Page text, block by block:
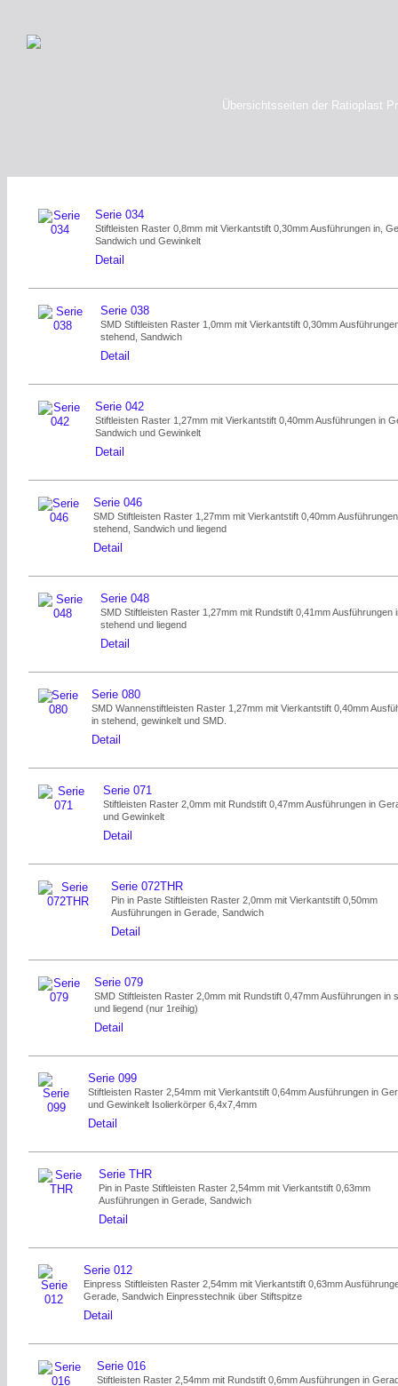
Übersichtsseiten der Ratioplast
Serie 034
Stiftleisten Raster 0,8mm mit Vierkantstift 0,30mm Ausführungen in,
Sandwich und Gewinkelt
Detail
Serie 038
SMD Stiftleisten Raster 1,0mm mit Vierkantstift 0,30mm
stehend, Sandwich
Detail
Serie 042
Stiftleisten Raster 1,27mm mit Vierkantstift 0,40mm Ausführungen in
Sandwich und Gewinkelt
Detail
Serie 046
SMD Stiftleisten Raster 1,27mm mit Vierkantstift 0,40mm
stehend, Sandwich und liegend
Detail
Serie 048
SMD Stiftleisten Raster 1,27mm mit Rundstift 0,41mm Ausführungen
stehend und liegend
Detail
Serie 080
SMD Wannenstiftleisten Raster 1,27mm mit Vierkantstift 0,40mm
in stehend, gewinkelt und SMD.
Detail
Serie 071
Stiftleisten Raster 2,0mm mit Rundstift 0,47mm Ausführungen in
und Gewinkelt
Detail
Serie 072THR
Pin in Paste Stiftleisten Raster 2,0mm mit Vierkantstift 0,50mm
Ausführungen in Gerade, Sandwich
Detail
Serie 079
SMD Stiftleisten Raster 2,0mm mit Rundstift 0,47mm Ausführungen in
und liegend (nur 1reihig)
Detail
Serie 099
Stiftleisten Raster 2,54mm mit Vierkantstift 0,64mm Ausführungen in
und Gewinkelt Isolierkörper 6,4x7,4mm
Detail
Serie THR
Pin in Paste Stiftleisten Raster 2,54mm mit Vierkantstift 0,63mm
Ausführungen in Gerade, Sandwich
Detail
Serie 012
Einpress Stiftleisten Raster 2,54mm mit Vierkantstift 0,63mm
Gerade, Sandwich Einpresstechnik über Stiftspitze
Detail
Serie 016
Stiftleisten Raster 2,54mm mit Rundstift 0,6mm Ausführungen in